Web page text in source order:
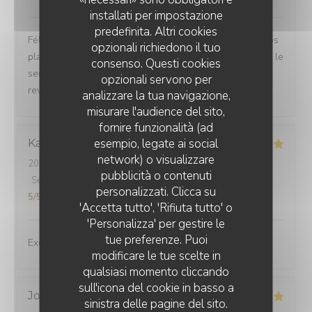
installati per impostazione
predefinita. Altri cookies
opzionali richiedono il tuo
consenso. Questi cookies
opzionali servono per
analizzare la tua navigazione,
misurare l'audience del sito,
fornire funzionalità (ad
esempio, legate ai social
network) o visualizzare
pubblicità o contenuti
personalizzati. Clicca su
'Accetta tutto', 'Rifiuta tutto' o
'Personalizza' per gestire le
tue preferenze. Puoi
modificare le tue scelte in
qualsiasi momento cliccando
sull'icona del cookie in basso a
sinistra delle pagine del sito.
Félicitations. Nous avons passé un très bon moment. Nos
plats étaient délicieux. Rien à redire en ce qui concerne le
service. Tout était parfait. Nous allons être obligés de
revenir🤣
Karen
2026-07-24
- 13:00 - Ospiti 2
Servizio
Atmosfera:5/5 Cucina:5/5 Qualità / Prezzo
5/5
Excellent experience!
Jocelyne M